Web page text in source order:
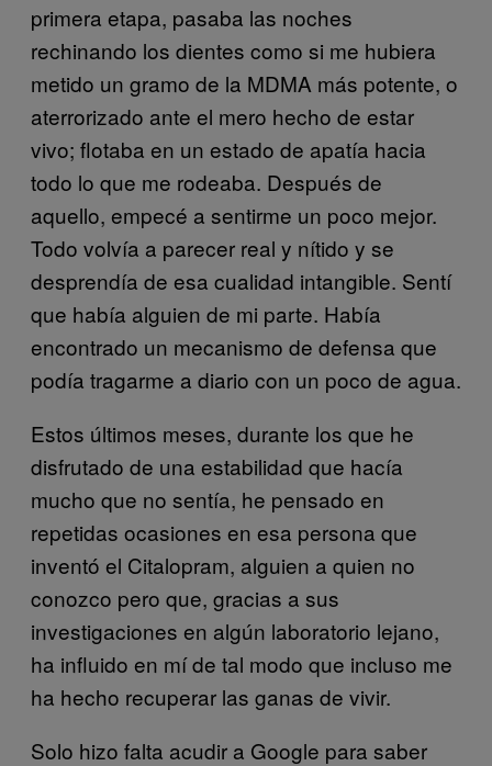
primera etapa, pasaba las noches
rechinando los dientes como si me hubiera
metido un gramo de la MDMA más potente, o
aterrorizado ante el mero hecho de estar
vivo; flotaba en un estado de apatía hacia
todo lo que me rodeaba. Después de
aquello, empecé a sentirme un poco mejor.
Todo volvía a parecer real y nítido y se
desprendía de esa cualidad intangible. Sentí
que había alguien de mi parte. Había
encontrado un mecanismo de defensa que
podía tragarme a diario con un poco de agua.
Estos últimos meses, durante los que he
disfrutado de una estabilidad que hacía
mucho que no sentía, he pensado en
repetidas ocasiones en esa persona que
inventó el Citalopram, alguien a quien no
conozco pero que, gracias a sus
investigaciones en algún laboratorio lejano,
ha influido en mí de tal modo que incluso me
ha hecho recuperar las ganas de vivir.
Solo hizo falta acudir a Google para saber